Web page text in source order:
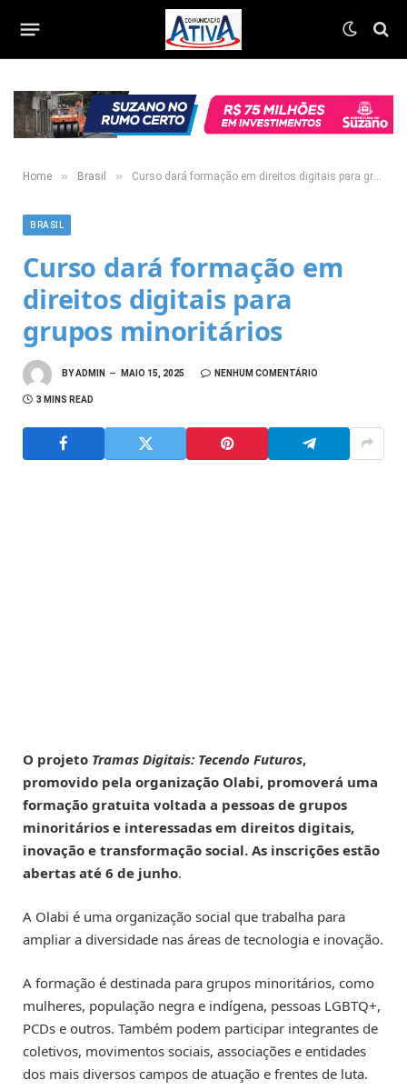
Home » Brasil » Curso dará formação em direitos digitais para grupos minoritários
BRASIL
Curso dará formação em
direitos digitais para
grupos minoritários
BYADMIN MAIO 15, 2025 NENHUM COMENTÁRIO
3 MINS READ
O projeto Tramas Digitais: Tecendo Futuros,
promovido pela organização Olabi, promoverá uma
formação gratuita voltada a pessoas de grupos
minoritários e interessadas em direitos digitais,
inovação e transformação social. As inscrições estão
abertas até 6 de junho.
A Olabi é uma organização social que trabalha para
ampliar a diversidade nas áreas de tecnologia e inovação.
A formação é destinada para grupos minoritários, como
mulheres, população negra e indígena, pessoas LGBTQ+,
PCDs e outros. Também podem participar integrantes de
coletivos, movimentos sociais, associações e entidades
dos mais diversos campos de atuação e frentes de luta.